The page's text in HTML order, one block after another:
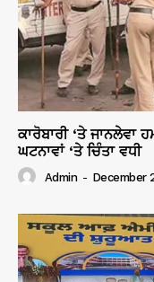
ਕਾਰੋਬਾਰੀ ‘ਤੇ ਜਾਨਲੇਵਾ
ਘਟਨਾਵਾਂ ‘ਤੇ ਚਿੰਤਾ ਵਧੀ
Admin - December